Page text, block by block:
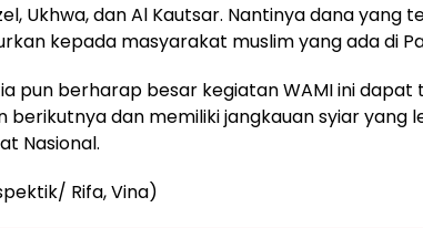
Ukhwa, dan Al Kautsar. Nantinya dana yang
kepada masyarakat muslim yang ada di
pun berharap besar kegiatan WAMI ini
berikutnya dan memiliki jangkauan syiar yang
Nasional.
Rifa, Vina)